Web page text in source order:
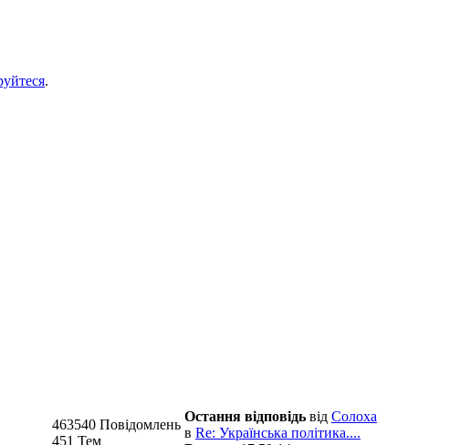
.
463540 Повідомлень
451 Тем
Остання відповідь від Солоха
в Re: Українська політика....